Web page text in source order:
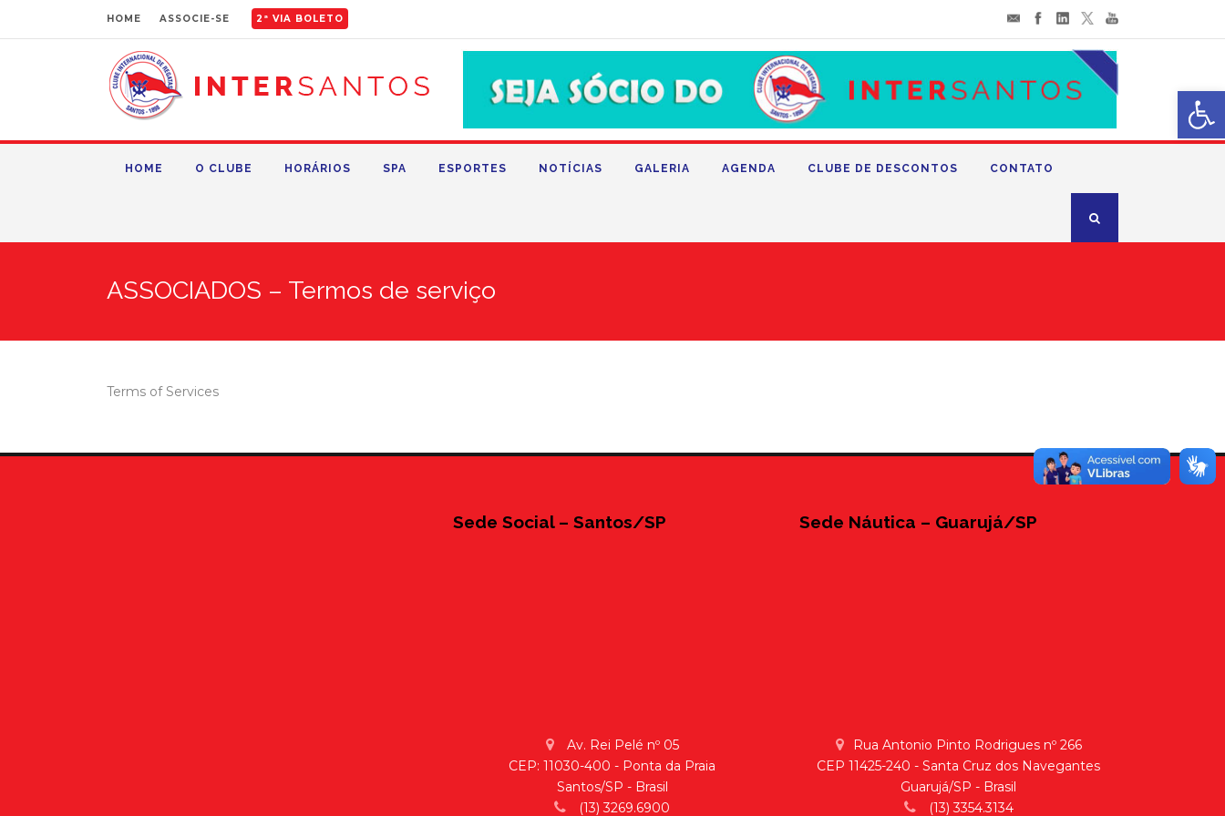
HOME ASSOCIE-SE 2ª VIA BOLETO
HOME O CLUBE HORÁRIOS SPA ESPORTES NOTÍCIAS GALERIA AGENDA CLUBE DE DESCONTOS CONTATO
ASSOCIADOS – Termos de serviço
Terms of Services
Sede Social – Santos/SP
Av. Rei Pelé nº 05
CEP: 11030-400 - Ponta da Praia
Santos/SP - Brasil
(13) 3269.6900
Sede Náutica – Guarujá/SP
Rua Antonio Pinto Rodrigues nº 266
CEP 11425-240 - Santa Cruz dos Navegantes
Guarujá/SP - Brasil
(13) 3354.3134
Abrir